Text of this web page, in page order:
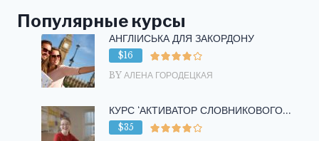
Популярные курсы
АНГЛІЙСЬКА ДЛЯ ЗАКОРДОНУ
$16
BY АЛЕНА ГОРОДЕЦКАЯ
КУРС ‘АКТИВАТОР СЛОВНИКОВОГО...
$35